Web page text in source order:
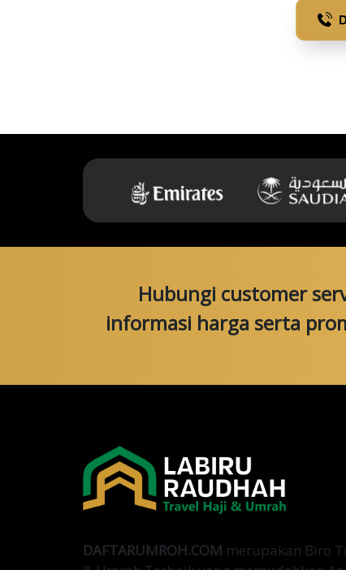
Hubungi customer
informasi harga serta
DAFTARUMROH.COM merupakan Biro